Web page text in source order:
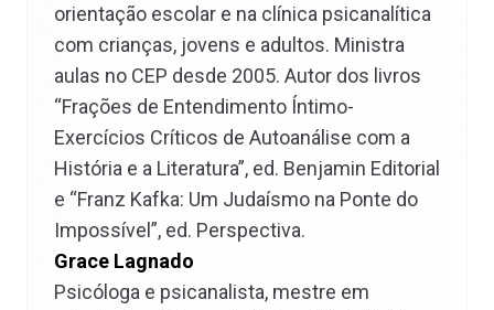
orientação escolar e na clínica psicanalítica
com crianças, jovens e adultos. Ministra
aulas no CEP desde 2005. Autor dos livros
“Frações de Entendimento Íntimo-
Exercícios Críticos de Autoanálise com a
História e a Literatura”, ed. Benjamin Editorial
e “Franz Kafka: Um Judaísmo na Ponte do
Impossível”, ed. Perspectiva.
Grace Lagnado
Psicóloga e psicanalista, mestre em